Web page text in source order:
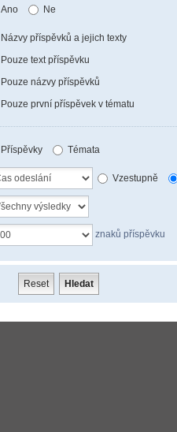
Ano Ne
Názvy příspěvků a jejich texty
Pouze text příspěvku
Pouze názvy příspěvků
Pouze první příspěvek v tématu
Příspěvky Témata
Vzestupně
znaků příspěvku